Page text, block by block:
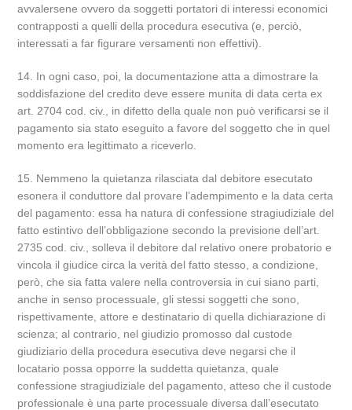
avvalersene ovvero da soggetti portatori di interessi economici
contrapposti a quelli della procedura esecutiva (e, perciò,
interessati a far figurare versamenti non effettivi).
14. In ogni caso, poi, la documentazione atta a dimostrare la
soddisfazione del credito deve essere munita di data certa ex
art. 2704 cod. civ., in difetto della quale non può verificarsi se il
pagamento sia stato eseguito a favore del soggetto che in quel
momento era legittimato a riceverlo.
15. Nemmeno la quietanza rilasciata dal debitore esecutato
esonera il conduttore dal provare l’adempimento e la data certa
del pagamento: essa ha natura di confessione stragiudiziale del
fatto estintivo dell’obbligazione secondo la previsione dell’art.
2735 cod. civ., solleva il debitore dal relativo onere probatorio e
vincola il giudice circa la verità del fatto stesso, a condizione,
però, che sia fatta valere nella controversia in cui siano parti,
anche in senso processuale, gli stessi soggetti che sono,
rispettivamente, attore e destinatario di quella dichiarazione di
scienza; al contrario, nel giudizio promosso dal custode
giudiziario della procedura esecutiva deve negarsi che il
locatario possa opporre la suddetta quietanza, quale
confessione stragiudiziale del pagamento, atteso che il custode
professionale è una parte processuale diversa dall’esecutato